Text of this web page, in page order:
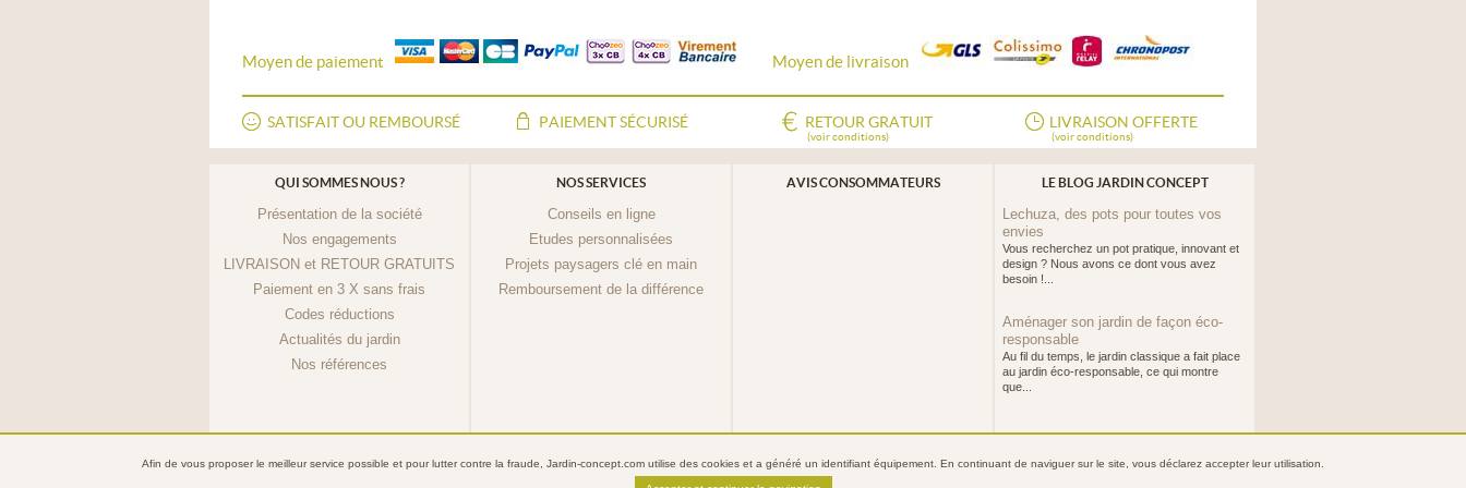
Moyen de paiement Moyen de livraison
SATISFAIT OU REMBOURSÉ PAIEMENT SÉCURISÉ RETOUR GRATUIT
(voir conditions)
LIVRAISON OFFERTE
(voir conditions)
QUI SOMMES NOUS ?
Présentation de la société
Nos engagements
LIVRAISON et RETOUR GRATUITS
Paiement en 3 X sans frais
Codes réductions
Actualités du jardin
Nos références
NOS SERVICES
Conseils en ligne
Etudes personnalisées
Projets paysagers clé en main
Remboursement de la différence
AVIS CONSOMMATEURS LE BLOG JARDIN CONCEPT
Lechuza, des pots pour toutes vos
envies
Vous recherchez un pot pratique, innovant et
design ? Nous avons ce dont vous avez
besoin !...
Aménager son jardin de façon éco-
responsable
Au fil du temps, le jardin classique a fait place
au jardin éco-responsable, ce qui montre
que...
Afin de vous proposer le meilleur service possible et pour lutter contre la fraude, Jardin-concept.com utilise des cookies et a généré un identifiant équipement. En continuant de naviguer sur le site, vous déclarez accepter leur utilisation.